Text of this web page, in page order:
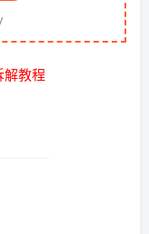
解教程